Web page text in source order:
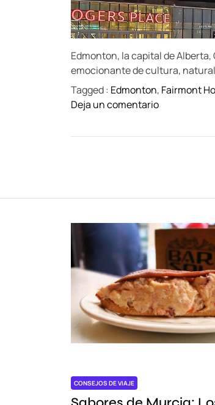
Edmonton, la capital de
emocionante de cultura,
Tagged : Edmonton, Fairmont
Deja un comentarioo
S
e
n
e
l
L
u
e
CONSEJOS DE VIAJE